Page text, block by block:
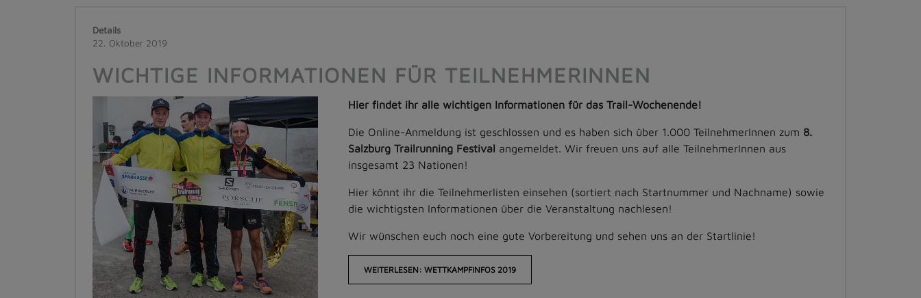
Details
22. Oktober 2019
WICHTIGE INFORMATIONEN FÜR TEILNEHMERINNEN
Hier findet ihr alle wichtigen Informationen für das Trail-Wochenende!
Die Online-Anmeldung ist geschlossen und es haben sich über 1.000 TeilnehmerInnen zum 8.
Salzburg Trailrunning Festival angemeldet. Wir freuen uns auf alle TeilnehmerInnen aus
insgesamt 23 Nationen!
Hier könnt ihr die Teilnehmerlisten einsehen (sortiert nach Startnummer und Nachname) sowie
die wichtigsten Informationen über die Veranstaltung nachlesen!
Wir wünschen euch noch eine gute Vorbereitung und sehen uns an der Startlinie!
WEITERLESEN: WETTKAMPFINFOS 2019